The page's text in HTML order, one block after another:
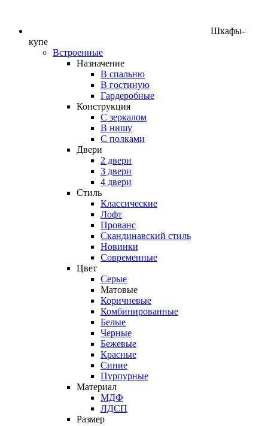
Шкафы-
купе
Встроенные
Назначение
В спальню
В гостиную
Гардеробные
Конструкция
C зеркалом
В нишу
С полками
Двери
2 двери
3 двери
4 двери
Стиль
Классические
Лофт
Прованс
Скандинавский стиль
Новинки
Современные
Цвет
Серые
Матовые
Коричневые
Комбинированные
Белые
Черные
Бежевые
Красные
Синие
Пурпурные
Материал
МДФ
ЛДСП
Размер